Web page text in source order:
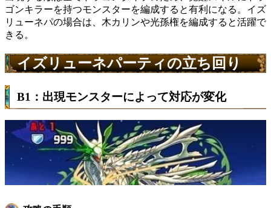
ゴンキラーを持つモンスターを編成すると有利になる。イズ
リューネパの場合は、木カリンや光孫権を編成すると活躍で
きる。
イズリューネパーティの立ち回り
B1：出現モンスターによって対応が変化